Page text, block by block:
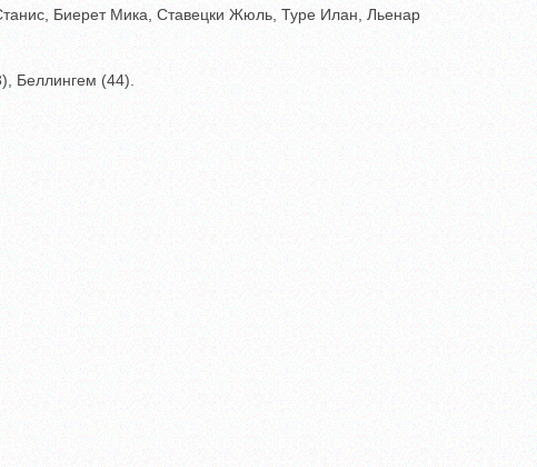
Биерет Мика, Ставецки Жюль, Туре Илан, Льенар
Беллингем (44).